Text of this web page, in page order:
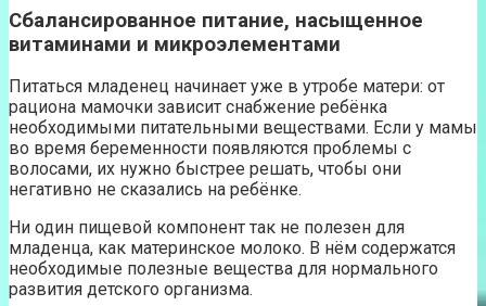
Сбалансированное питание, насыщенное
витаминами и микроэлементами
Питаться младенец начинает уже в утробе матери: от
рациона мамочки зависит снабжение ребёнка
необходимыми питательными веществами. Если у мамы
во время беременности появляются проблемы с
волосами, их нужно быстрее решать, чтобы они
негативно не сказались на ребёнке.
Ни один пищевой компонент так не полезен для
младенца, как материнское молоко. В нём содержатся
необходимые полезные вещества для нормального
развития детского организма.